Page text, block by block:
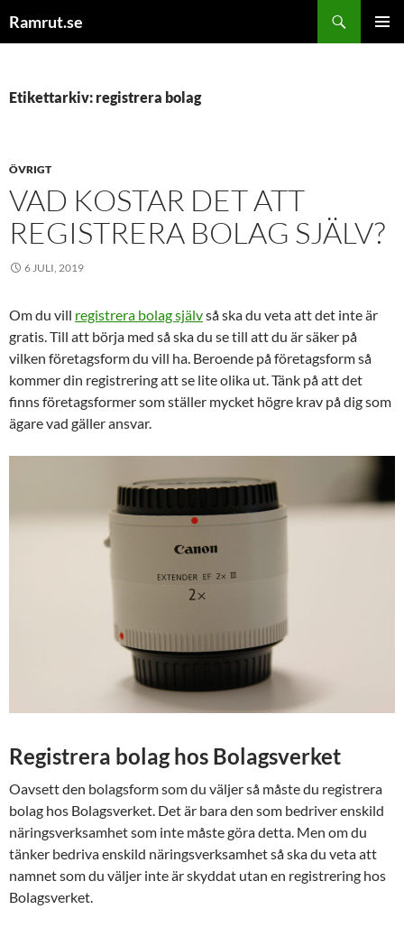
tillRamrut.se
Etikettarkiv: registrera bolag
ÖVRIGT
VAD KOSTAR DET ATT
REGISTRERA BOLAG SJÄLV?
6 JULI, 2019
Om du vill registrera bolag självså ska du veta att det inte är
gratis. Till att börja med så ska du se till att du är säker på
vilken företagsform du vill ha. Beroende på företagsform så
kommer din registrering att se lite olika ut. Tänk på att det
finns företagsformer som ställer mycket högre krav på dig som
ägare vad gäller ansvar.
Registrera bolag hos Bolagsverket
Oavsett den bolagsform som du väljer så måste du registrera
bolag hos Bolagsverket. Det är bara den som bedriver enskild
näringsverksamhet som inte måste göra detta. Men om du
tänker bedriva enskild näringsverksamhet så ska du veta att
namnet som du väljer inte är skyddat utan en registrering hos
Bolagsverket.